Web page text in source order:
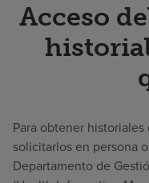
Acceso
Para obtener
solicitarlos en persona
Departamento de